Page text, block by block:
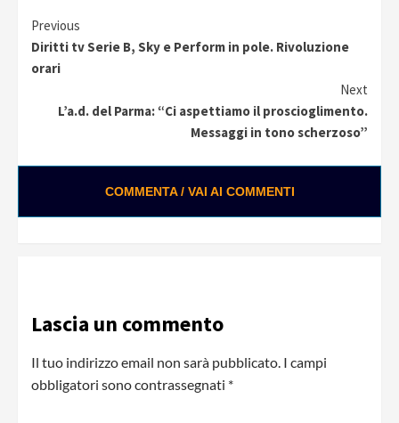
Continue
Reading
Previous
Diritti tv Serie B, Sky e Perform in pole. Rivoluzione
orari
Next
L’a.d. del Parma: “Ci aspettiamo il proscioglimento.
Messaggi in tono scherzoso”
COMMENTA / VAI AI COMMENTI
Lascia un commento
Il tuo indirizzo email non sarà pubblicato. I campi
obbligatori sono contrassegnati *